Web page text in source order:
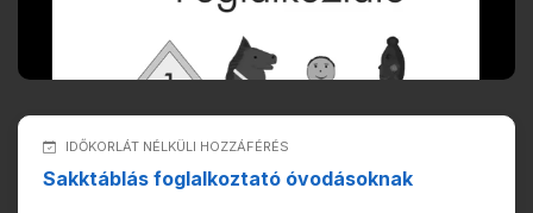
IDŐKORLÁT NÉLKÜLI HOZZÁFÉRÉS
Sakktáblás foglalkoztató óvodásoknak